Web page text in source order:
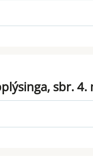
sbr. 4.